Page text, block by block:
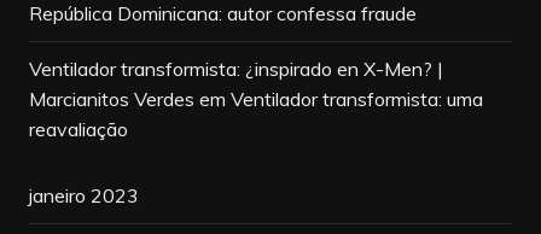
República Dominicana: autor confessa fraude
Ventilador transformista: ¿inspirado en X-Men? |
Marcianitos Verdes em Ventilador transformista: uma
reavaliação
janeiro 2023